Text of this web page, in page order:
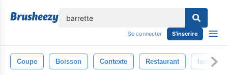
Se connecter S'inscrire
Coupe Boisson Contexte Restaurant Isolé